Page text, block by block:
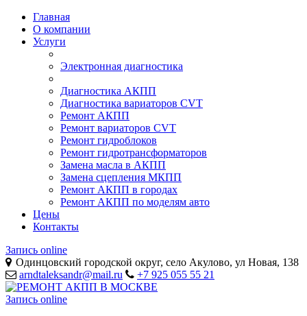
Главная
О компании
Услуги
Электронная диагностика
Диагностика АКПП
Диагностика вариаторов CVT
Ремонт АКПП
Ремонт вариаторов CVT
Ремонт гидроблоков
Ремонт гидротрансформаторов
Замена масла в АКПП
Замена сцепления МКПП
Ремонт АКПП в городах
Ремонт АКПП по моделям авто
Цены
Контакты
Запись online
Одинцовский городской округ, село Акулово, ул Новая, 138
arndtaleksandr@mail.ru
+7 925 055 55 21
Запись online